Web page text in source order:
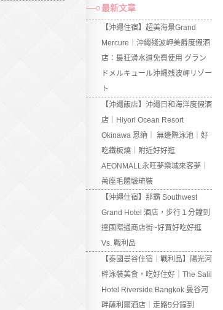
最新文章
【沖繩住宿】超美海景Grand
Mercure｜沖繩殘波岬美爵度假酒
店：最狂滑水道免費使用 グラン
ドメルキュール沖縄残波岬リゾー
ト
【沖繩飯店】沖繩日和海洋度假酒
店｜Hiyori Ocean Resort
Okinawa 恩納｜ 無邊際泳池｜好
吃鐵板燒｜附近好好逛
AEONMALL永旺夢樂城來客夢｜
萬座毛體驗琉裝
【沖繩住宿】那霸 Southwest
Grand Hotel 酒店，步行１分鐘到
達國際通商店街~好買好吃好逛
Vs. 戰利品
【泰國曼谷住宿｜戰利品】陽光河
畔泳裝美食，吃好住好｜The Salil
Hotel Riverside Bangkok 曼谷河
畔薩利爾酒店｜走路5分鐘到